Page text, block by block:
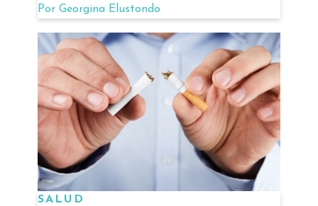
Por Georgina Elustondo
SALUD